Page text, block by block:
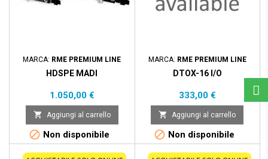
MARCA: RME PREMIUM LINE
HDSPE MADI
Prezzo
1.050,00 €
 Aggiungi al carrello
 Non disponibile
MARCA: RME PREMIUM LINE
DTOX-16 I/O
Prezzo
333,00 €
 Aggiungi al carrello
 Non disponibile